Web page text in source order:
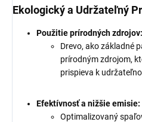
Ekologický a Udržateľný
Použitie prírodných zdrojov:
Drevo, ako základné
prírodným zdrojom,
prispieva k
Efektívnosť a nižšie emisie:
Optimalizovaný